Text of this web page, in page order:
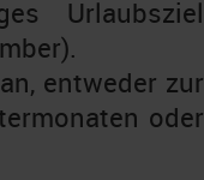
Urlaubsziel
entweder zur
oder